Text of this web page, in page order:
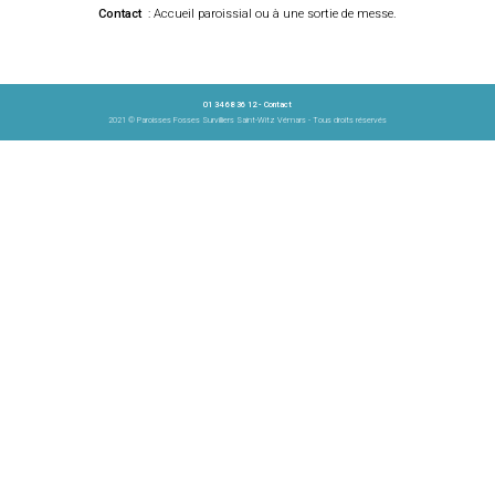
Contact : Accueil paroissial ou à une sortie de messe.
01 34 68 36 12 - Contact
2021 © Paroisses Fosses Survilliers Saint-Witz Vémars - Tous droits réservés